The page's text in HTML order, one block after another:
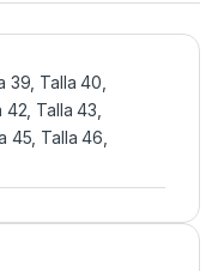
39, Talla 40,
42, Talla 43,
45, Talla 46,